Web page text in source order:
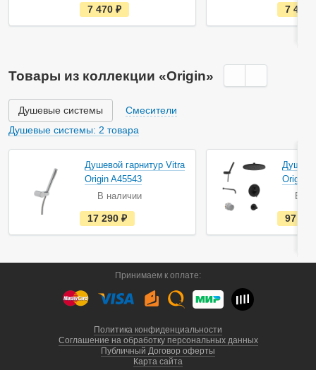
е
с
т
л
и
и
7 470 7 470
Товары из коллекции «Origin»
Душевые системы
Смесители
Душевые системы: 2 товара
Душевой гарнитур Vitra
Origin A45543
В наличии
е
с
т
н
а
и
ч
17 290
Origin
В
97
Принимаем к оплате:
Политика конфиденциальности
Соглашение на обработку персональных данных
Публичный Договор оферты
Карта сайта